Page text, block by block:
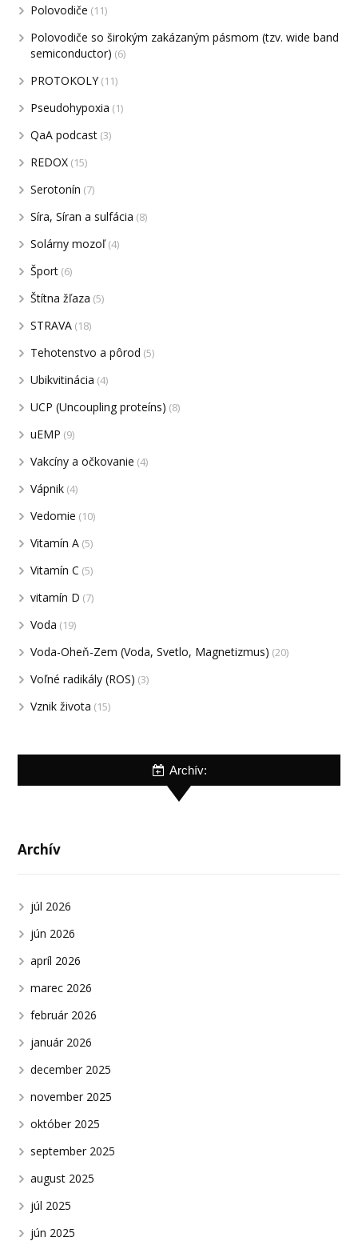
Polovodiče (11)
Polovodiče so širokým zakázaným pásmom (tzv. wide band
semiconductor) (6)
PROTOKOLY(11)
Pseudohypoxia (1)
QaA podcast (3)
REDOX (15)
Serotonín (7)
Síra, Síran a sulfácia (8)
Solárny mozoľ(4)
Šport (6)
Štítna žľaza (5)
STRAVA (18)
Tehotenstvo a pôrod (5)
Ubikvitinácia (4)
UCP (Uncoupling proteíns) (8)
uEMP (9)
Vakcíny a očkovanie (4)
Vápnik (4)
Vedomie (10)
Vitamín A (5)
Vitamín C (5)
vitamín D (7)
Voda (19)
Voda-Oheň-Zem (Voda, Svetlo, Magnetizmus) (20)
Voľné radikály (ROS) (3)
Vznik života (15)
Archív:
Archív
júl 2026
jún 2026
apríl 2026
marec 2026
február 2026
január 2026
december 2025
november 2025
október 2025
september 2025
august 2025
júl 2025
jún 2025